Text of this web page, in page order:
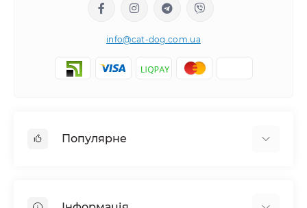
info@cat-dog.com.ua
Популярне